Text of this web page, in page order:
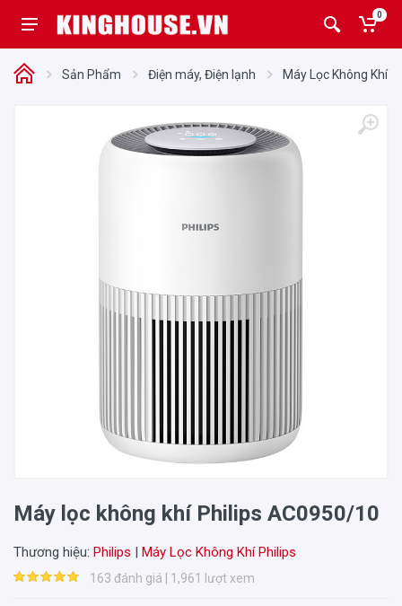
0
Sản Phẩm Điện máy, Điện lạnh Máy Lọc Không Khí
Máy lọc không khí Philips AC0950/10
Thương hiệu: Philips | Máy Lọc Không Khí Philips
163 đánh giá | 1,961 lượt xem